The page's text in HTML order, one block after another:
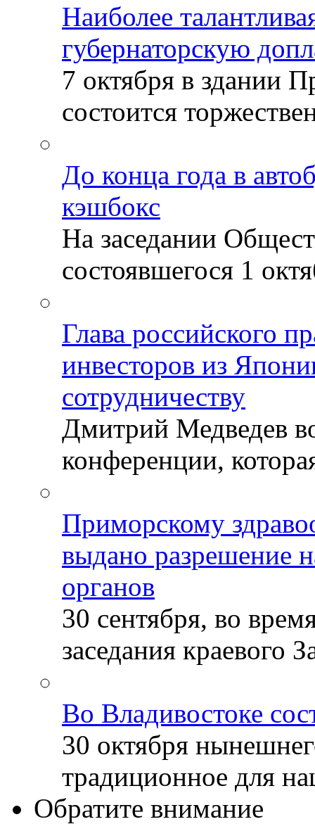
Наиболее
губернаторскую
7 октября в здании
состоится
До конца года в
кэшбокс
На заседании
состоявшегося 1
Глава российского
инвесторов из
сотрудничеству
Дмитрий Медведев
конференции,
Приморскому
выдано разрешение
органов
30 сентября, во
заседания краевого
Во Владивостоке
30 октября
традиционное для
Обратите внимание